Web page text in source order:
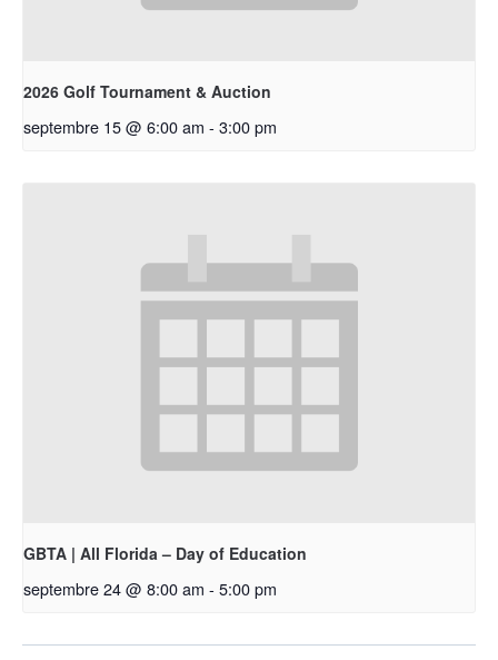
2026 Golf Tournament & Auction
septembre 15 @ 6:00 am - 3:00 pm
GBTA | All Florida – Day of Education
septembre 24 @ 8:00 am - 5:00 pm